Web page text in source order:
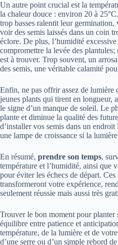
Un autre point crucial est la
la chaleur douce : environ 20 à
trop basses ralentit leur
voir des semis laissés dans un coin
éclore. De plus, l’humidité
compromettre la levée des
est à trouver. Trop souvent, un
des semis, une véritable calamité
Enfin, ne pas offrir assez de lumière
jeunes plants qui tirent en longueur,
le signe d’un manque de soleil. Le
plante et diminue la qualité des
d’installer vos semis dans un
une lampe de croissance si la
En résumé, prendre son temps,
température et l’humidité, ainsi que
pour éviter les échecs de départ.
transformeront votre expérience,
seulement réussie mais aussi très
Trouver le bon moment pour planter
équilibre entre patience et
température, de la lumière et de
d’une serre ou d’un simple rebord